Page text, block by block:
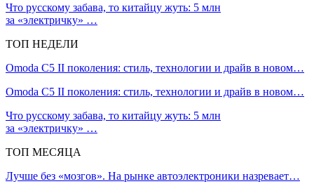
Что русскому забава, то китайцу жуть: 5 млн
за «электричку» …
ТОП НЕДЕЛИ
Omoda C5 II поколения: стиль, технологии и драйв в новом…
Omoda C5 II поколения: стиль, технологии и драйв в новом…
Что русскому забава, то китайцу жуть: 5 млн
за «электричку» …
ТОП МЕСЯЦА
Лучше без «мозгов». На рынке автоэлектроники назревает…